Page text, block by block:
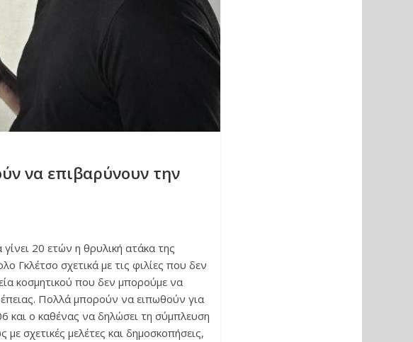
να επιβαρύνουν την
20 ετών η θρυλική ατάκα της
Γκλέτσο σχετικά με τις φιλίες που δεν
κοσμητικού που δεν μπορούμε να
Πολλά μπορούν να ειπωθούν για
και ο καθένας να δηλώσει τη σύμπλευση
σχετικές μελέτες και δημοσκοπήσεις,